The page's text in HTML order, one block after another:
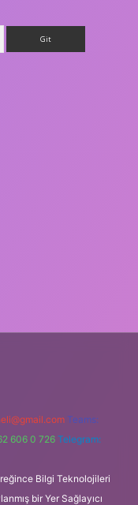
Teams:
606 0 726 Telegram:
Bilgi Teknolojileri
bir Yer Sağlayıcı